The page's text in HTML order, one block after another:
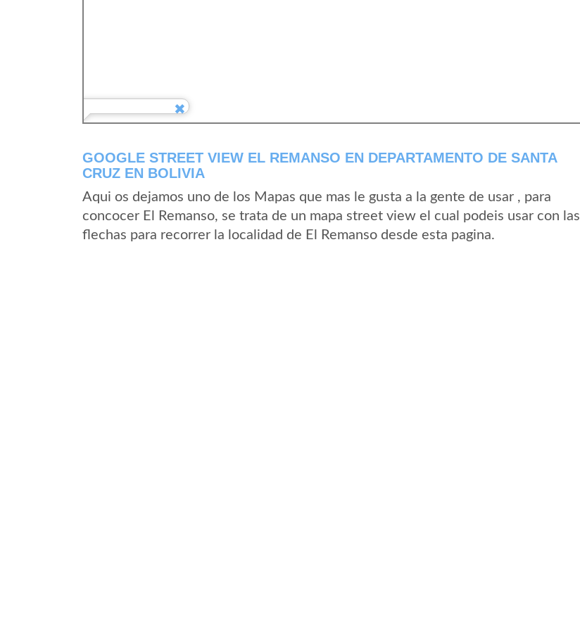
GOOGLE STREET VIEW EL REMANSO EN DEPARTAMENTO DE SANTA
CRUZ EN BOLIVIA
Aqui os dejamos uno de los Mapas que mas le gusta a la gente de usar , para
concocer El Remanso, se trata de un mapa street view el cual podeis usar con las
flechas para recorrer la localidad de El Remanso desde esta pagina.